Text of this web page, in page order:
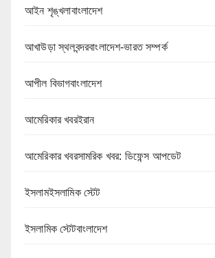
আইন শৃঙ্খলাবাংলাদেশ
আখাউড়া স্থলবন্দরবাংলাদেশ-ভারত সম্পর্ক
আপীল বিভাগবাংলাদেশ
আমেরিকার খবরইরান
আমেরিকার খবরসামরিক খবর: ডিফেন্স আপডেট
ইসলামইসলামিক স্টেট
ইসলামিক স্টেটবাংলাদেশ